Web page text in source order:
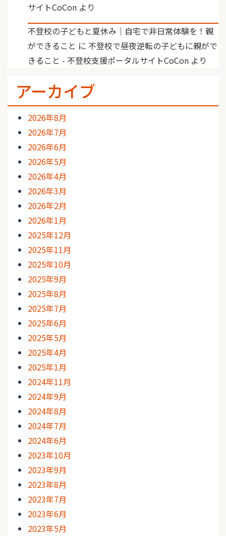
サイトCoCon より
不登校の子どもと夏休み｜自宅で非日常体験を！親
ができること に 不登校で昼夜逆転の子どもに親がで
きること - 不登校支援ポータルサイトCoCon より
アーカイブ
2026年8月
2026年7月
2026年6月
2026年5月
2026年4月
2026年3月
2026年2月
2026年1月
2025年12月
2025年11月
2025年10月
2025年9月
2025年8月
2025年7月
2025年6月
2025年5月
2025年4月
2025年1月
2024年11月
2024年9月
2024年8月
2024年7月
2024年6月
2023年10月
2023年9月
2023年8月
2023年7月
2023年6月
2023年5月